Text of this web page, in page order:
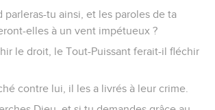
parleras-tu ainsi, et les paroles de ta
elles à un vent impétueux ?
le droit, le Tout-Puissant ferait-il fléchir
contre lui, il les a livrés à leur crime.